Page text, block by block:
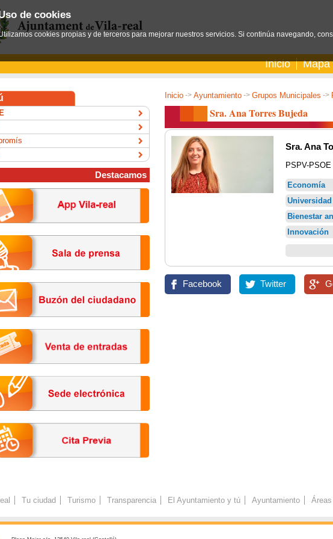
Inicio Mapa
Inicio -> Ayuntamiento -> Grupos Municipales ->
Sra. Ana Torres Bujeda
Sra. Ana
PSPV-PSOE
Economía
Bienestar
Innovación
Facebook Twitter
Destacamos
Tu ciudad Turismo Transparencia El Ayuntamiento y tú Ayuntamiento Áreas
de cookies
cookies propias y de terceros para mejorar nuestros servicios. Si continúa navegando,